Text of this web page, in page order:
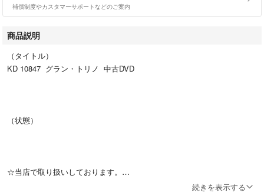
補償制度やカスタマーサポートなどのご案内
商品説明
（タイトル）
KD 10847 グラン・トリノ 中古DVD
（状態）
☆当店で取り扱いしております。
中古DVD、中古ﾌﾞﾙｰﾚｲは 「ケース無し」となっております。続きを表示する